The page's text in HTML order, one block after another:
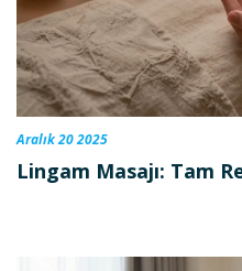
Aralık 20 2025
Lingam Masajı: Tam